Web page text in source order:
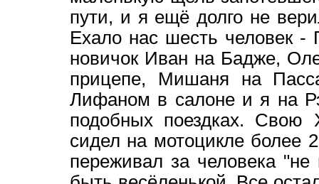
пути, и я ещё долго не
Ехало нас шесть человек -
новичок Иван на Бадже,
прицепе, Мишаня на
Лифаном в салоне и я на
подобных поездках. Свою
сидел на мотоцикле более
переживал за человека "не